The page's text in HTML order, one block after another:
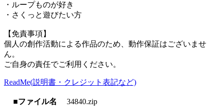
・ループものが好き
・さくっと遊びたい方
【免責事項】
個人の創作活動による作品のため、動作保証はございませ
ん。
ご自身の責任でご利用ください。
ReadMe(説明書・クレジット表記など)
■ファイル名
34840.zip